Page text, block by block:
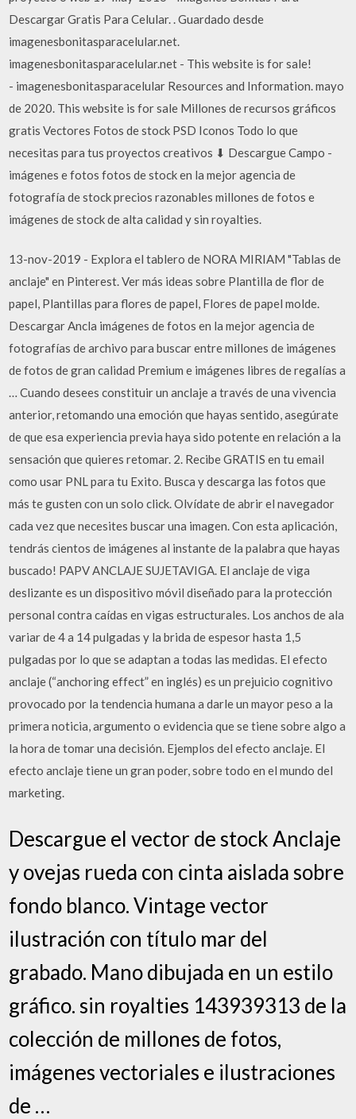
Descargar Gratis Para Celular. . Guardado desde
imagenesbonitasparacelular.net.
imagenesbonitasparacelular.net - This website is for sale!
- imagenesbonitasparacelular Resources and Information. mayo
de 2020. This website is for sale Millones de recursos gráficos
gratis Vectores Fotos de stock PSD Iconos Todo lo que
necesitas para tus proyectos creativos ⬇ Descargue Campo -
imágenes e fotos fotos de stock en la mejor agencia de
fotografía de stock precios razonables millones de fotos e
imágenes de stock de alta calidad y sin royalties.
13-nov-2019 - Explora el tablero de NORA MIRIAM "Tablas de
anclaje" en Pinterest. Ver más ideas sobre Plantilla de flor de
papel, Plantillas para flores de papel, Flores de papel molde.
Descargar Ancla imágenes de fotos en la mejor agencia de
fotografías de archivo para buscar entre millones de imágenes
de fotos de gran calidad Premium e imágenes libres de regalías a
… Cuando desees constituir un anclaje a través de una vivencia
anterior, retomando una emoción que hayas sentido, asegúrate
de que esa experiencia previa haya sido potente en relación a la
sensación que quieres retomar. 2. Recibe GRATIS en tu email
como usar PNL para tu Exito. Busca y descarga las fotos que
más te gusten con un solo click. Olvídate de abrir el navegador
cada vez que necesites buscar una imagen. Con esta aplicación,
tendrás cientos de imágenes al instante de la palabra que hayas
buscado! PAPV ANCLAJE SUJETAVIGA. El anclaje de viga
deslizante es un dispositivo móvil diseñado para la protección
personal contra caídas en vigas estructurales. Los anchos de ala
variar de 4 a 14 pulgadas y la brida de espesor hasta 1,5
pulgadas por lo que se adaptan a todas las medidas. El efecto
anclaje (“anchoring effect” en inglés) es un prejuicio cognitivo
provocado por la tendencia humana a darle un mayor peso a la
primera noticia, argumento o evidencia que se tiene sobre algo a
la hora de tomar una decisión. Ejemplos del efecto anclaje. El
efecto anclaje tiene un gran poder, sobre todo en el mundo del
marketing.
Descargue el vector de stock Anclaje
y ovejas rueda con cinta aislada sobre
fondo blanco. Vintage vector
ilustración con título mar del
grabado. Mano dibujada en un estilo
gráfico. sin royalties 143939313 de la
colección de millones de fotos,
imágenes vectoriales e ilustraciones
de …